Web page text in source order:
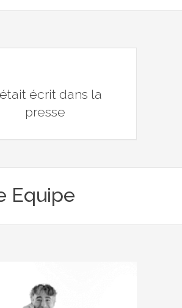
écrit dans la
presse
Equipe